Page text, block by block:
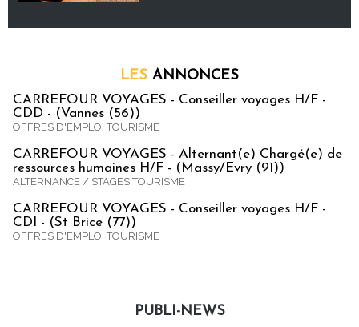
LES ANNONCES
CARREFOUR VOYAGES - Conseiller voyages H/F -
CDD - (Vannes (56))
OFFRES D'EMPLOI TOURISME
CARREFOUR VOYAGES - Alternant(e) Chargé(e) de
ressources humaines H/F - (Massy/Evry (91))
ALTERNANCE / STAGES TOURISME
CARREFOUR VOYAGES - Conseiller voyages H/F -
CDI - (St Brice (77))
OFFRES D'EMPLOI TOURISME
PUBLI-NEWS